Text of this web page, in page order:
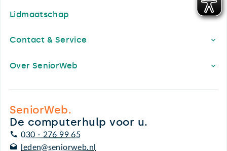
Lidmaatschap
Contact & Service
Over SeniorWeb
SeniorWeb.
De computerhulp voor u.
030 - 276 99 65
leden@seniorweb.nl